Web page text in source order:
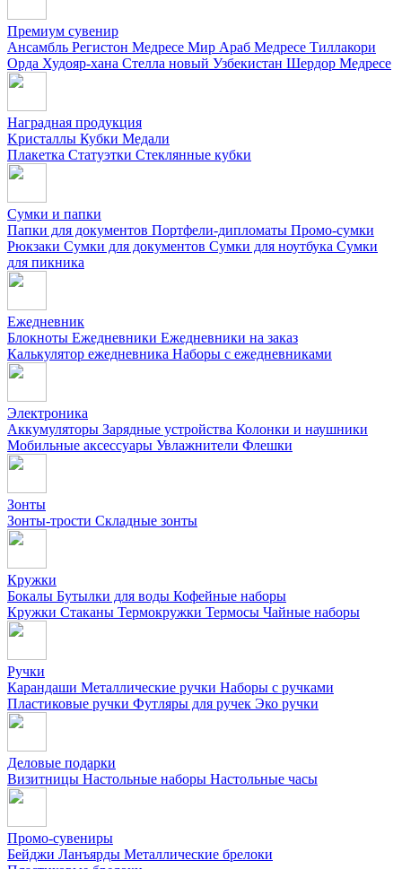
Премиум сувенир
Ансамбль Регистон Медресе Мир Араб Медресе Тиллакори
Орда Худояр-хана Стелла новый Узбекистан Шердор Медресе
Наградная продукция
Kристаллы Кубки Медали
Плакетка Статуэтки Стеклянные кубки
Сумки и папки
Папки для документов Портфели-дипломаты Промо-сумки
Рюкзаки Сумки для документов Сумки для ноутбука Сумки
для пикника
Ежедневник
Блокноты Ежедневники Ежедневники на заказ
Калькулятор ежедневника Наборы с ежедневниками
Электроника
Аккумуляторы Зарядные устройства Колонки и наушники
Мобильные аксессуары Увлажнители Флешки
Зонты
Зонты-трости Складные зонты
Кружки
Бокалы Бутылки для воды Кофейные наборы
Кружки Стаканы Термокружки Термосы Чайные наборы
Ручки
Карандаши Металлические ручки Наборы с ручками
Пластиковые ручки Футляры для ручек Эко ручки
Деловые подарки
Визитницы Настольные наборы Настольные часы
Промо-сувениры
Бейджи Ланъярды Металлические брелоки